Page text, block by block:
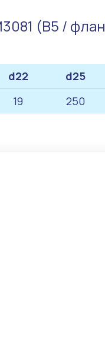
(B5 /
d22 d25
19 250